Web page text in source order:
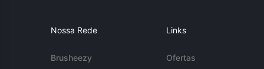
Nossa Rede
Brusheezy
Links
Ofertas